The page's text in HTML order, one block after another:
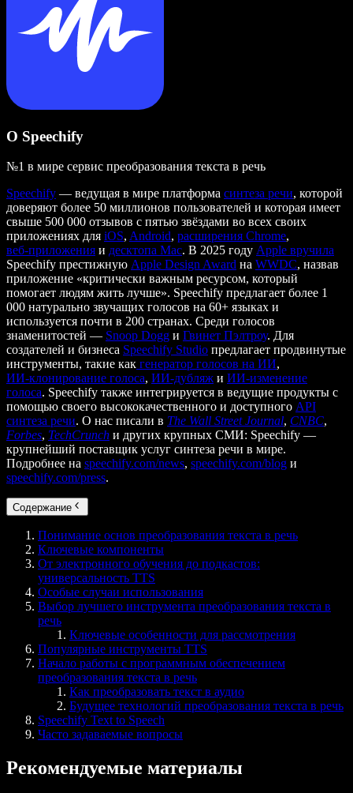
О Speechify
№1 в мире сервис преобразования текста в речь
Speechify — ведущая в мире платформа синтеза речи, которой
доверяют более 50 миллионов пользователей и которая имеет
свыше 500 000 отзывов с пятью звёздами во всех своих
приложениях для iOS, Android, расширения Chrome,
веб‑приложения и десктопа Mac. В 2025 году Apple вручила
Speechify престижную Apple Design Award на WWDC, назвав
приложение «критически важным ресурсом, который
помогает людям жить лучше». Speechify предлагает более 1
000 натурально звучащих голосов на 60+ языках и
используется почти в 200 странах. Среди голосов
знаменитостей — Snoop Dogg и Гвинет Пэлтроу. Для
создателей и бизнеса Speechify Studio предлагает продвинутые
инструменты, такие как генератор голосов на ИИ,
ИИ‑клонирование голоса, ИИ‑дубляж и ИИ‑изменение
голоса. Speechify также интегрируется в ведущие продукты с
помощью своего высококачественного и доступного API
синтеза речи. О нас писали в The Wall Street Journal, CNBC,
Forbes, TechCrunch и других крупных СМИ: Speechify —
крупнейший поставщик услуг синтеза речи в мире.
Подробнее на speechify.com/news, speechify.com/blog и
speechify.com/press.
Содержание
Понимание основ преобразования текста в речь
Ключевые компоненты
От электронного обучения до подкастов:
универсальность TTS
Особые случаи использования
Выбор лучшего инструмента преобразования текста в
речь
Ключевые особенности для рассмотрения
Популярные инструменты TTS
Начало работы с программным обеспечением
преобразования текста в речь
Как преобразовать текст в аудио
Будущее технологий преобразования текста в речь
Speechify Text to Speech
Часто задаваемые вопросы
Рекомендуемые материалы